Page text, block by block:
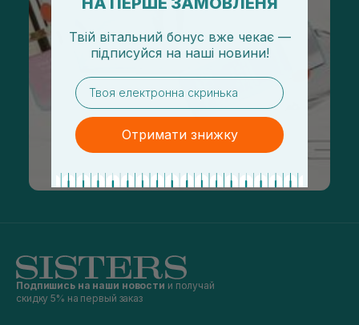
Подпишись на наши новости и получай
скидку 5% на первый заказ
Твій вітальний бонус вже чекає —
підписуйся на наші новини!
email
Отримати знижку